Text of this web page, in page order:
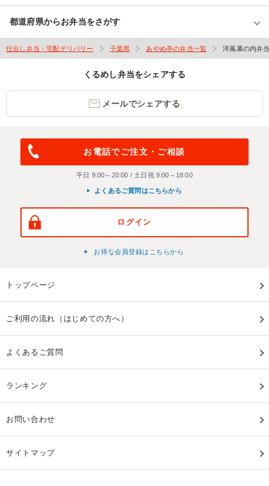
都道府県からお弁当をさがす
仕出し弁当・宅配デリバリー 千葉県 あやめ亭の弁当一覧 洋風幕の内弁
くるめし弁当をシェアする
メールでシェアする
お電話でご注文・ご相談
平日 9:00～20:00 / 土日祝 9:00～18:00
よくあるご質問はこちらから
ログイン
お得な会員登録はこちらから
トップページ
ご利用の流れ（はじめての方へ）
よくあるご質問
ランキング
お問い合わせ
サイトマップ